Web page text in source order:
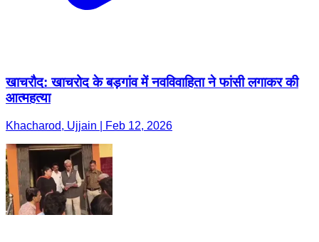
खाचरौद: खाचरोद के बड़गांव में नवविवाहिता ने फांसी लगाकर की
आत्महत्या
Khacharod, Ujjain | Feb 12, 2026